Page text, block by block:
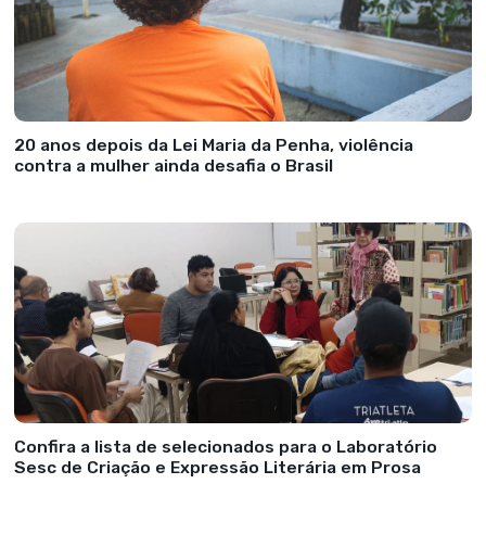
20 anos depois da Lei Maria da Penha, violência
contra a mulher ainda desafia o Brasil
Confira a lista de selecionados para o Laboratório
Sesc de Criação e Expressão Literária em Prosa